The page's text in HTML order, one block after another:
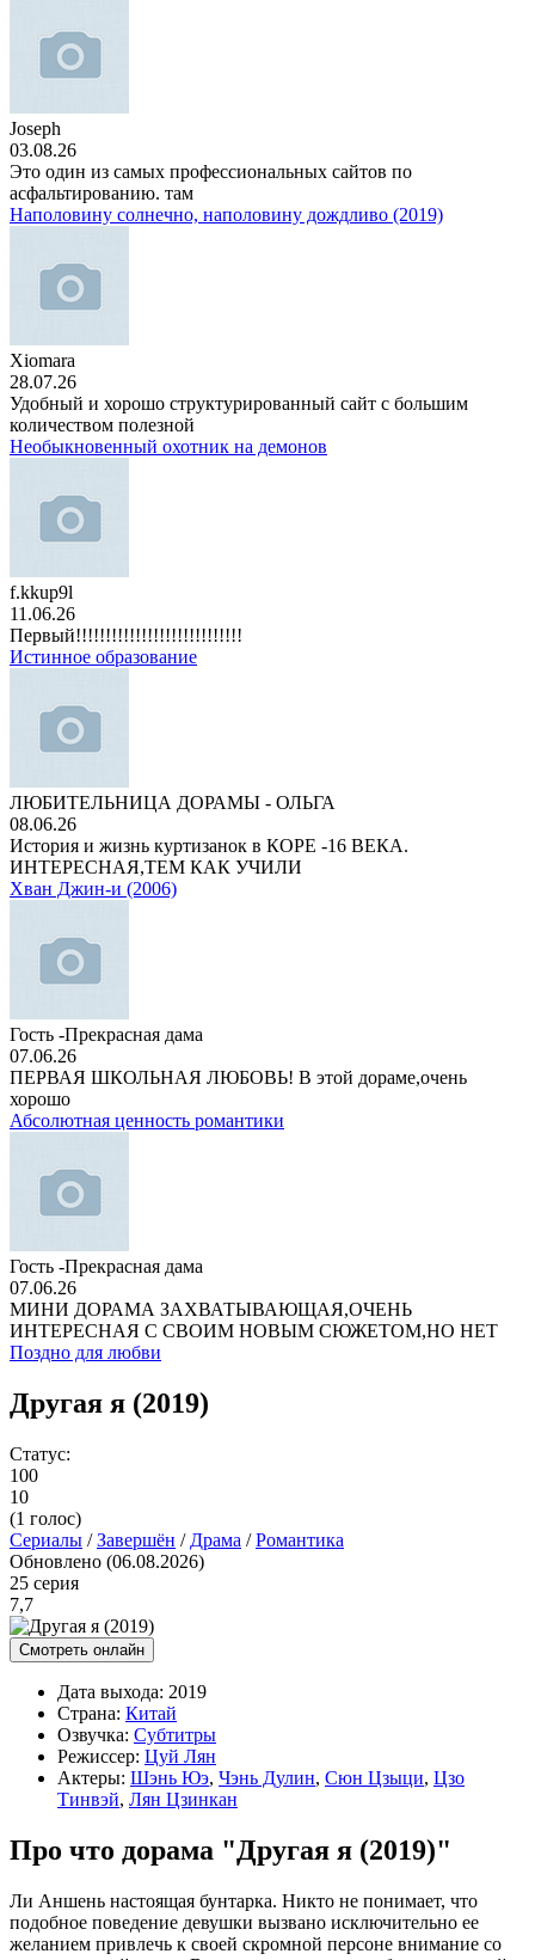
Joseph
03.08.26
Это один из самых профессиональных сайтов по
асфальтированию. там
Наполовину солнечно, наполовину дождливо (2019)
Xiomara
28.07.26
Удобный и хорошо структурированный сайт с большим
количеством полезной
Необыкновенный охотник на демонов
f.kkup9l
11.06.26
Первый!!!!!!!!!!!!!!!!!!!!!!!!!!!!
Истинное образование
ЛЮБИТЕЛЬНИЦА ДОРАМЫ - ОЛЬГА
08.06.26
История и жизнь куртизанок в КОРЕ -16 ВЕКА.
ИНТЕРЕСНАЯ,ТЕМ КАК УЧИЛИ
Хван Джин-и (2006)
Гость -Прекрасная дама
07.06.26
ПЕРВАЯ ШКОЛЬНАЯ ЛЮБОВЬ! В этой дораме,очень
хорошо
Абсолютная ценность романтики
Гость -Прекрасная дама
07.06.26
МИНИ ДОРАМА ЗАХВАТЫВАЮЩАЯ,ОЧЕНЬ
ИНТЕРЕСНАЯ С СВОИМ НОВЫМ СЮЖЕТОМ,НО НЕТ
Поздно для любви
Другая я (2019)
Статус:
100
10
(1 голос)
Сериалы /Завершён / Драма /Романтика
Обновлено (06.08.2026)
25 серия
7,7
Смотреть онлайн
Дата выхода: 2019
Страна: Китай
Озвучка: Субтитры
Режиссер: Цуй Лян
Актеры: Шэнь Юэ, Чэнь Дулин, Сюн Цзыци, Цзо
Тинвэй, Лян Цзинкан
Про что дорама "Другая я (2019)"
Ли Аншень настоящая бунтарка. Никто не понимает, что
подобное поведение девушки вызвано исключительно ее
желанием привлечь к своей скромной персоне внимание со